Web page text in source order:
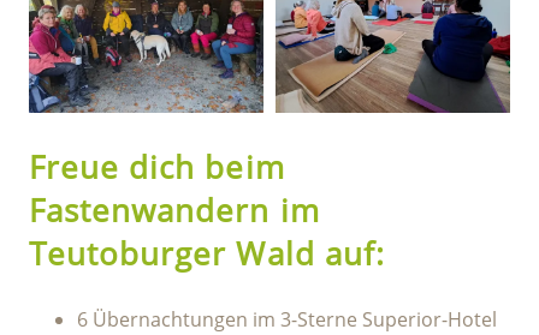
Freue dich beim
Fastenwandern im
Teutoburger Wald auf:
6 Übernachtungen im 3-Sterne Superior-Hotel